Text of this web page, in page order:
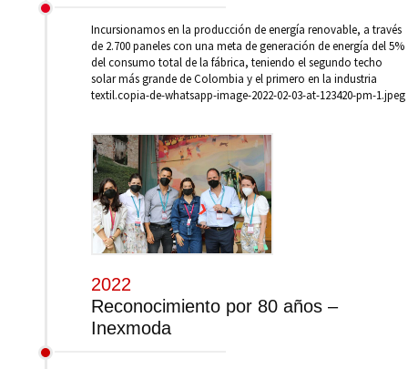
Incursionamos en la producción de energía renovable, a través
de 2.700 paneles con una meta de generación de energía del 5%
del consumo total de la fábrica, teniendo el segundo techo
solar más grande de Colombia y el primero en la industria
textil.copia-de-whatsapp-image-2022-02-03-at-123420-pm-1.jpeg
2022
Reconocimiento por 80 años –
Inexmoda